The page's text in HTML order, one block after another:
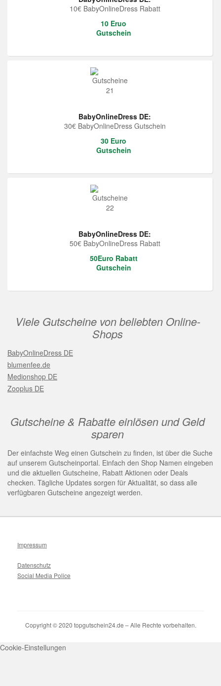
10€ BabyOnlineDress Rabatt
10 Eruo
Gutschein
BabyOnlineDress DE:
30€ BabyOnlineDress Gutschein
30 Euro
Gutschein
BabyOnlineDress DE:
50€ BabyOnlineDress Rabatt
50Euro Rabatt
Gutschein
Viele Gutscheine von beliebten Online-
Shops
BabyOnlineDress DE
blumenfee.de
Medionshop DE
Zooplus DE
Gutscheine & Rabatte einlösen und Geld
sparen
Der einfachste Weg einen Gutschein zu finden, ist über die Suche
auf unserem Gutscheinportal. Einfach den Shop Namen eingeben
und die aktuellen Gutscheine, Rabatt Aktionen oder Deals
checken. Tägliche Updates sorgen für Aktualität, so dass alle
verfügbaren Gutscheine angezeigt werden.
Impressum
Datenschutz
Social Media Police
Copyright © 2020 topgutschein24.de – Alle Rechte vorbehalten.
Cookie-Einstellungen